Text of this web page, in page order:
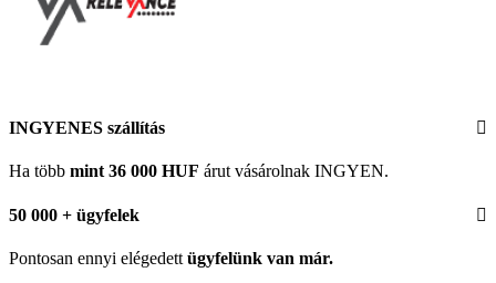
INGYENES szállítás
Ha több mint 36 000 HUF árut vásárolnak INGYEN.
50 000 + ügyfelek
Pontosan ennyi elégedett ügyfelünk van már.